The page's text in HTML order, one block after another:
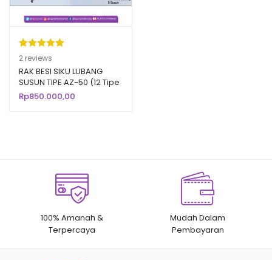
Peringkat
5.00 dari 5
berdasarka
n
2
penilaian
2 reviews
RAK BESI SIKU LUBANG
SUSUN TIPE AZ-50 (12 Tipe
Ukuran)
Rp850.000,00
100% Amanah &
Terpercaya
Mudah Dalam
Pembayaran